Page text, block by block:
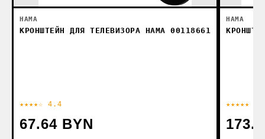
HAMA
КРОНШТЕЙН ДЛЯ ТЕЛЕВИЗОРА HAMA 00118661
★★★★☆ 4.4
67.64 BYN
HAMA
★★★★★